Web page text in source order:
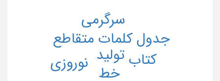
تولید
جدول کلمات متقاطع
خط
سرگرمی
نوروزی کتاب